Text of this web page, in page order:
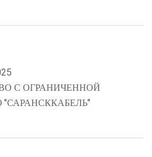
С ОГРАНИЧЕННОЙ